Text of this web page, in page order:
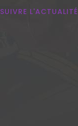
SUIVRE L'ACTUALITÉ